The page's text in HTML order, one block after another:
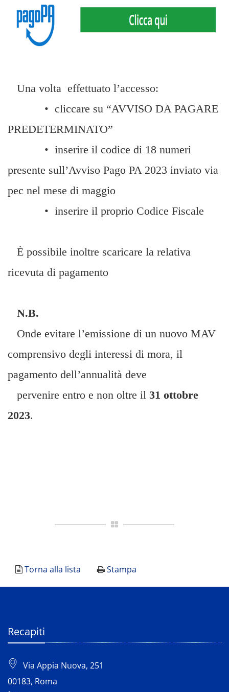
Una volta effettuato l’accesso:
• cliccare su “AVVISO DA PAGARE
PREDETERMINATO”
• inserire il codice di 18 numeri
presente sull’Avviso Pago PA 2023 inviato via
pec nel mese di maggio
• inserire il proprio Codice Fiscale
È possibile inoltre scaricare la relativa
ricevuta di pagamento
N.B.
Onde evitare l’emissione di un nuovo MAV
comprensivo degli interessi di mora, il
pagamento dell’annualità deve
pervenire entro e non oltre il 31 ottobre
2023.
Torna alla lista Stampa
Recapiti
Via Appia Nuova, 251
00183, Roma